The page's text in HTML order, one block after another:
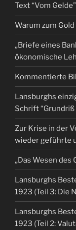
Text “Vom
Warum zum
„Briefe eines
ökonomische
Kommentierte
Lansburghs
Schrift
Zur Krise in der
wieder geführte
„Das Wesen des
Lansburghs
1923 (Teil 3: Die
Lansburghs
1923 (Teil 2: